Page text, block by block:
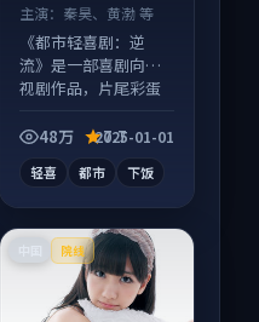
主演： 秦昊、黄渤 等
《都市轻喜剧：逆
流》是一部喜剧向电
视剧作品，片尾彩蛋
惊喜。
48万 7.7
2025-01-01
轻喜 都市 下饭
院线